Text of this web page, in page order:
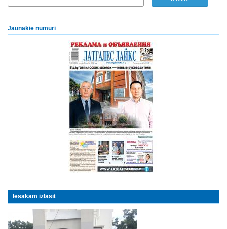
Jaunākie numuri
Iesakām izlasīt